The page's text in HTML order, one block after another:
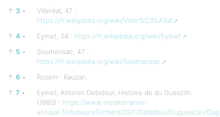
↑ 3 •
Villeréal, 47 :
https://fr.wikipedia.org/wiki/Viller%C3%A9al
↑ 4 • Eymet, 24 : https://fr.wikipedia.org/wiki/Eymet
↑ 5 •
Soumensac, 47 :
https://fr.wikipedia.org/wiki/Soumensac
↑ 6 •
Rosem : Rauzan.
↑ 7 •
Eymet, Antonin Debidour, Histoire de du Guesclin
(1880) : https://www.mediterranee-
antique.fr/Auteurs/Fichiers/DEF/Debidour/Duguesclin/